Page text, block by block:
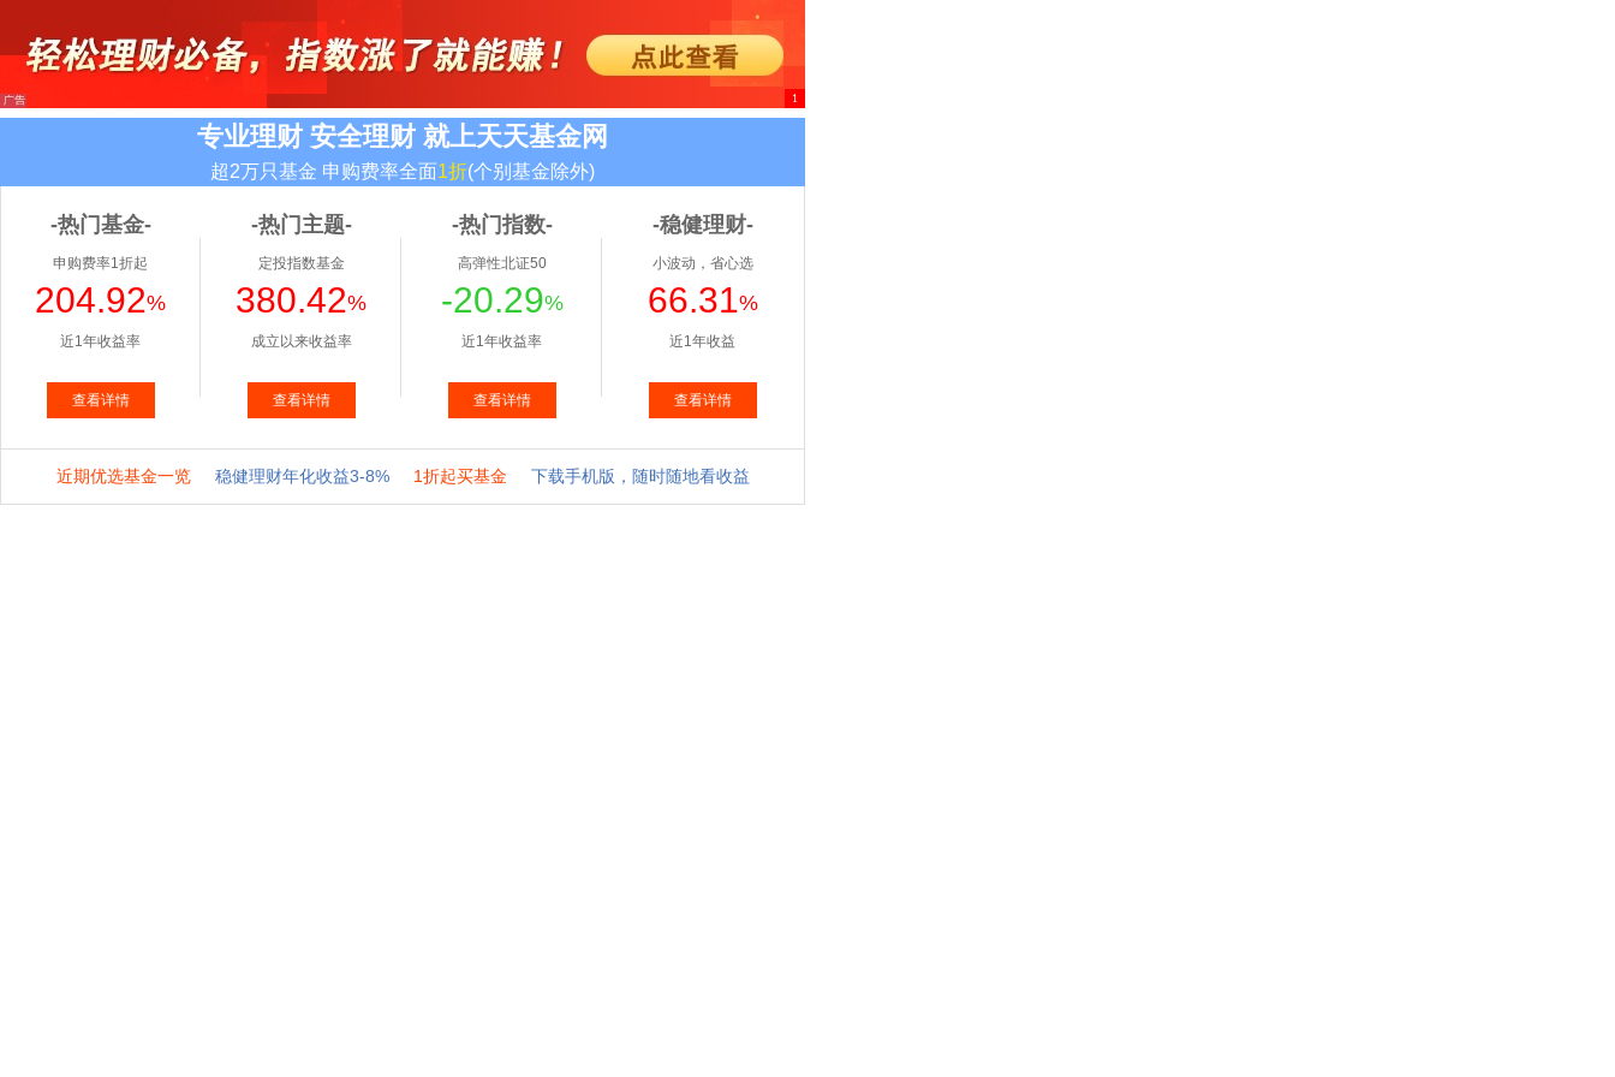
1
专业理财 安全理财 就上天天基金网
超2万只基金 申购费率全面1折(个别基金除外)
-热门基金-
申购费率1折起
204.92%
近1年收益率
查看详情
-热门主题-
定投指数基金
380.42%
成立以来收益率
查看详情
-热门指数-
高弹性北证50
-20.29%
近1年收益率
查看详情
-稳健理财-
小波动，省心选
66.31%
近1年收益
查看详情
近期优选基金一览 稳健理财年化收益3-8% 1折起买基金 下载手机版，随时随地看收益